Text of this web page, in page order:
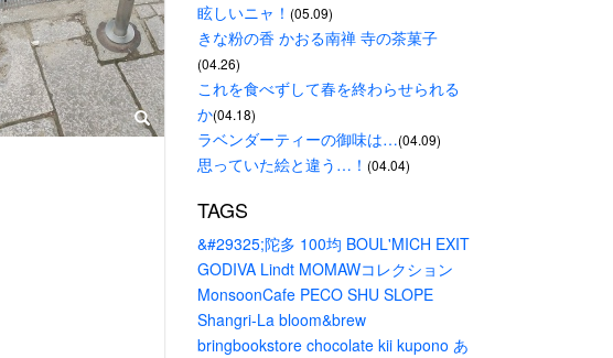
眩しいニャ！ (05.09)
きな粉の香 かおる南禅 寺の茶菓子
(04.26)
これを食べずして春を終わらせられる
か(04.18)
ラベンダーティーの御味は…(04.09)
思っていた絵と違う…！ (04.04)
TAGS
&#29325;陀多 100均 BOUL'MICH EXIT
GODIVA Lindt MOMAWコレクション
MonsoonCafe PECO SHU SLOPE
Shangri-La bloom&brew
bringbookstore chocolate kii kupono あ